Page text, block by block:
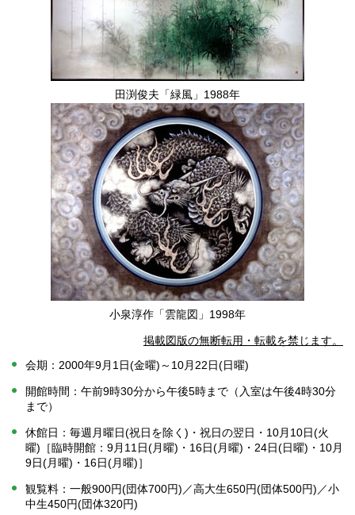
田渕俊夫「緑風」1988年
小泉淳作「雲龍図」1998年
掲載図版の無断転用・転載を禁じます。
会期：2000年9月1日(金曜)～10月22日(日曜)
開館時間：午前9時30分から午後5時まで（入室は午後4時30分
まで）
休館日：毎週月曜日(祝日を除く)・祝日の翌日・10月10日(火
曜)［臨時開館：9月11日(月曜)・16日(月曜)・24日(日曜)・10月
9日(月曜)・16日(月曜)］
観覧料：一般900円(団体700円)／高大生650円(団体500円)／小
中生450円(団体320円)